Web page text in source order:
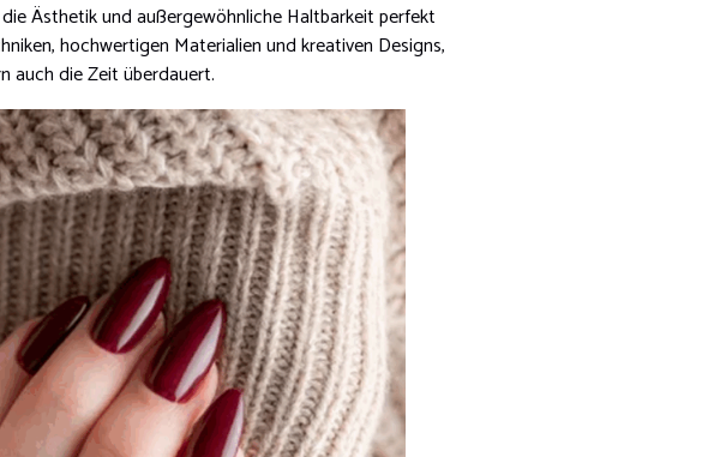
Ästhetik und außergewöhnliche Haltbarkeit perfekt
hochwertigen Materialien und kreativen Designs,
auch die Zeit überdauert.